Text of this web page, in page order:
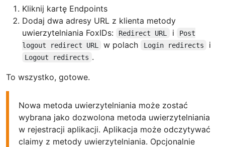
Kliknij kartę Endpoints
Dodaj dwa adresy URL z klienta metody
uwierzytelniania FoxIDs:
Redirect URL i
Post
logout redirect URL
w polach Login redirects i
Logout redirects .
To wszystko, gotowe.
Nowa metoda uwierzytelniania może zostać
wybrana jako dozwolona metoda uwierzytelniania
w rejestracji aplikacji. Aplikacja może odczytywać
claimy z metody uwierzytelniania. Opcjonalnie